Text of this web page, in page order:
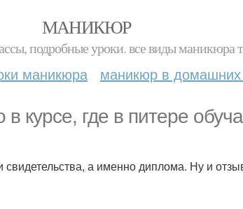
МАНИКЮР
подробные уроки. все виды маникюра
маникюра маникюр в домашних
в курсе, где в питере
свидетельства, а именно диплома. Ну и